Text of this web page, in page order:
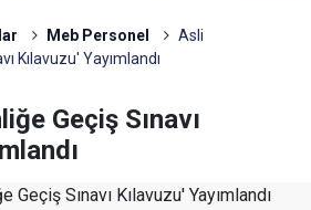
Meb Personel
Asli
Kılavuzu' Yayımlandı
Geçiş Sınavı